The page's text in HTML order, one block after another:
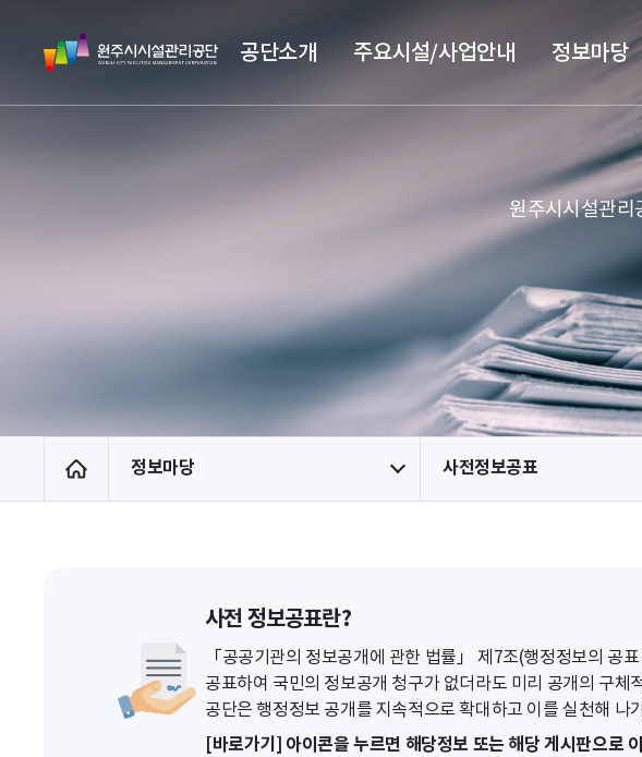
원
주
시
관
단
공단소개 주요시설/사업안내 정보마당
원주시시설관리
홈 정보마당 사전정보공표
사전 정보공표란?
「공공기관의 정보공개에 관한 법률」 제7조(행정정보의 공
공표하여 국민의 정보공개 청구가 없더라도 미리 공개의 구
공단은 행정정보 공개를 지속적으로 확대하고 이를 실천해 나
[바로가기] 아이콘을 누르면 해당정보 또는 해당 게시판으로